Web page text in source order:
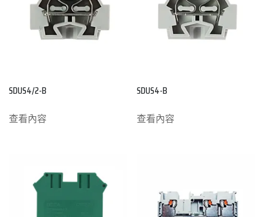
SDUS4/2-B
查看內容
SDUS4-B
查看內容